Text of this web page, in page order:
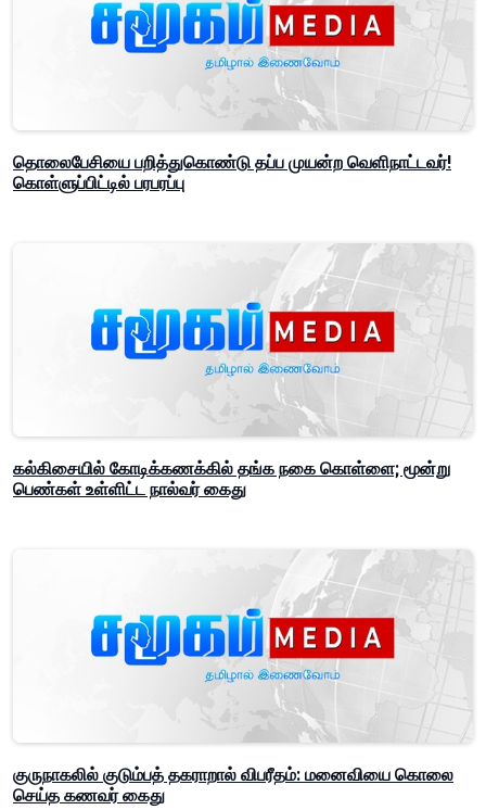
தொலைபேசியை பறித்துகொண்டு தப்ப முயன்ற வெளிநாட்டவர்!
கொள்ளுப்பிட்டில் பரபரப்பு
கல்கிசையில் கோடிக்கணக்கில் தங்க நகை கொள்ளை; மூன்று
பெண்கள் உள்ளிட்ட நால்வர் கைது
குருநாகலில் குடும்பத் தகராறால் விபரீதம்: மனைவியை கொலை
செய்த கணவர் கைது